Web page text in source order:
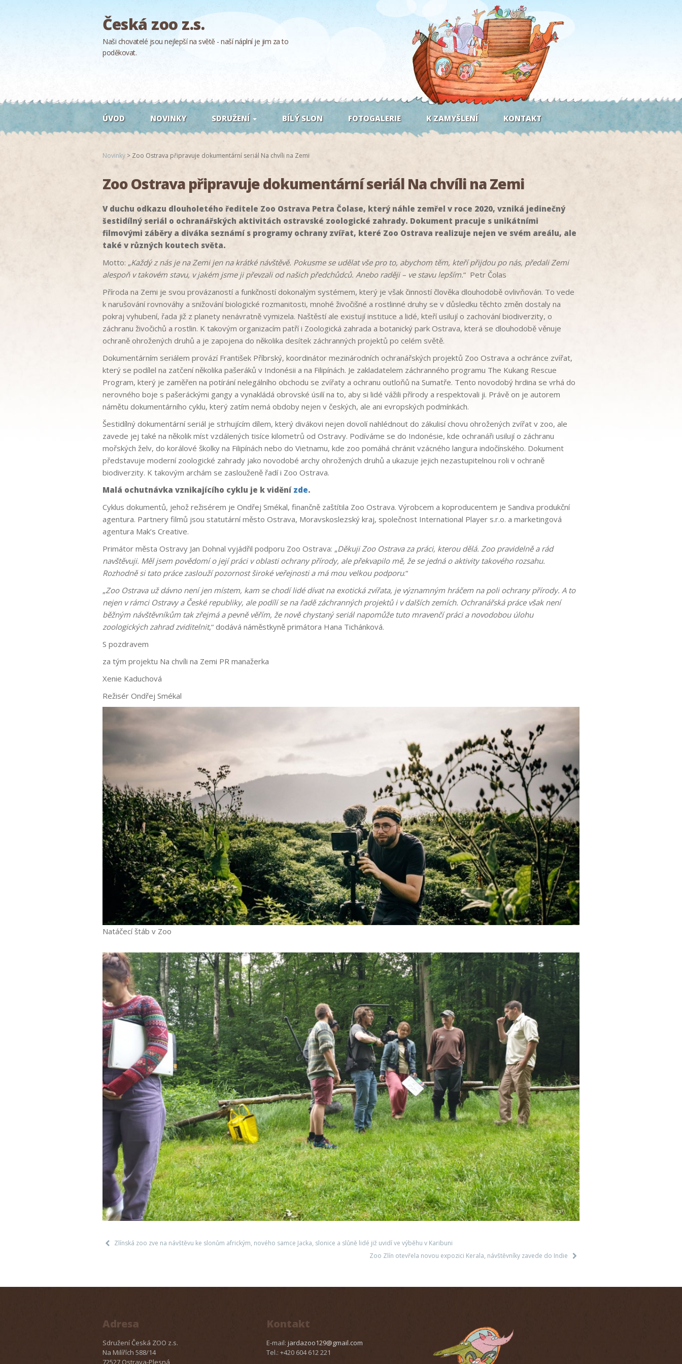
Česká zoo z.s.
Naši chovatelé jsou nejlepší na světě - naší náplní je jim za to
poděkovat.
ÚVOD NOVINKY SDRUŽENÍ BÍLÝ SLON FOTOGALERIE K ZAMYŠLENÍ KONTAKT
Novinky > Zoo Ostrava připravuje dokumentární seriál Na chvíli na Zemi
Zoo Ostrava připravuje dokumentární seriál Na chvíli na Zemi
V duchu odkazu dlouholetého ředitele Zoo Ostrava Petra Čolase, který náhle zemřel v roce 2020, vzniká jedinečný
šestidílný seriál o ochranářských aktivitách ostravské zoologické zahrady. Dokument pracuje s unikátními
filmovými záběry a diváka seznámí s programy ochrany zvířat, které Zoo Ostrava realizuje nejen ve svém areálu, ale
také v různých koutech světa.
Motto: „Každý z nás je na Zemi jen na krátké návštěvě. Pokusme se udělat vše pro to, abychom těm, kteří přijdou po nás, předali Zemi
alespoň v takovém stavu, v jakém jsme ji převzali od našich předchůdců. Anebo raději – ve stavu lepším.“ Petr Čolas
Příroda na Zemi je svou provázaností a funkčností dokonalým systémem, který je však činností člověka dlouhodobě ovlivňován. To vede
k narušování rovnováhy a snižování biologické rozmanitosti, mnohé živočišné a rostlinné druhy se v důsledku těchto změn dostaly na
pokraj vyhubení, řada již z planety nenávratně vymizela. Naštěstí ale existují instituce a lidé, kteří usilují o zachování biodiverzity, o
záchranu živočichů a rostlin. K takovým organizacím patří i Zoologická zahrada a botanický park Ostrava, která se dlouhodobě věnuje
ochraně ohrožených druhů a je zapojena do několika desítek záchranných projektů po celém světě.
Dokumentárním seriálem provází František Příbrský, koordinátor mezinárodních ochranářských projektů Zoo Ostrava a ochránce zvířat,
který se podílel na zatčení několika pašeráků v Indonésii a na Filipínách. Je zakladatelem záchranného programu The Kukang Rescue
Program, který je zaměřen na potírání nelegálního obchodu se zvířaty a ochranu outloňů na Sumatře. Tento novodobý hrdina se vrhá do
nerovného boje s pašeráckými gangy a vynakládá obrovské úsilí na to, aby si lidé vážili přírody a respektovali ji. Právě on je autorem
námětu dokumentárního cyklu, který zatím nemá obdoby nejen v českých, ale ani evropských podmínkách.
Šestidílný dokumentární seriál je strhujícím dílem, který divákovi nejen dovolí nahlédnout do zákulisí chovu ohrožených zvířat v zoo, ale
zavede jej také na několik míst vzdálených tisíce kilometrů od Ostravy. Podíváme se do Indonésie, kde ochranáři usilují o záchranu
mořských želv, do korálové školky na Filipínách nebo do Vietnamu, kde zoo pomáhá chránit vzácného langura indočínského. Dokument
představuje moderní zoologické zahrady jako novodobé archy ohrožených druhů a ukazuje jejich nezastupitelnou roli v ochraně
biodiverzity. K takovým archám se zaslouženě řadí i Zoo Ostrava.
Malá ochutnávka vznikajícího cyklu je k vidění zde.
Cyklus dokumentů, jehož režisérem je Ondřej Smékal, finančně zaštítila Zoo Ostrava. Výrobcem a koproducentem je Sandiva produkční
agentura. Partnery filmů jsou statutární město Ostrava, Moravskoslezský kraj, společnost International Player s.r.o. a marketingová
agentura Mak’s Creative.
Primátor města Ostravy Jan Dohnal vyjádřil podporu Zoo Ostrava: „Děkuji Zoo Ostrava za práci, kterou dělá. Zoo pravidelně a rád
navštěvuji. Měl jsem povědomí o její práci v oblasti ochrany přírody, ale překvapilo mě, že se jedná o aktivity takového rozsahu.
Rozhodně si tato práce zaslouží pozornost široké veřejnosti a má mou velkou podporu.“
„Zoo Ostrava už dávno není jen místem, kam se chodí lidé dívat na exotická zvířata, je významným hráčem na poli ochrany přírody. A to
nejen v rámci Ostravy a České republiky, ale podílí se na řadě záchranných projektů i v dalších zemích. Ochranářská práce však není
běžným návštěvníkům tak zřejmá a pevně věřím, že nově chystaný seriál napomůže tuto mravenčí práci a novodobou úlohu
zoologických zahrad zviditelnit,“ dodává náměstkyně primátora Hana Tichánková.
S pozdravem
za tým projektu Na chvíli na Zemi PR manažerka
Xenie Kaduchová
Režisér Ondřej Smékal
Natáčecí štáb v Zoo
Zlínská zoo zve na návštěvu ke slonům africkým, nového samce Jacka, slonice a slůně lidé již uvidí ve výběhu v Karibuni
Zoo Zlín otevřela novou expozici Kerala, návštěvníky zavede do Indie
Adresa
Sdružení Česká ZOO z.s.
Na Milířích 588/14
72527 Ostrava-Plesná
Kontakt
E-mail:jardazoo129@gmail.com
Tel.: +420 604 612 221